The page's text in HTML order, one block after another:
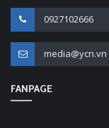
0927102666
media@ycn.vn
FANPAGE